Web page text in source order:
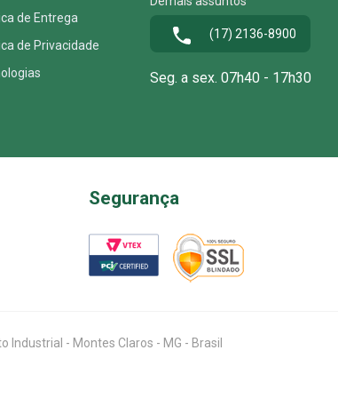
de Entrega
de Privacidade
(17) 2136-8900
Seg. a sex. 07h40 - 17h30
Segurança
Industrial - Montes Claros - MG - Brasil